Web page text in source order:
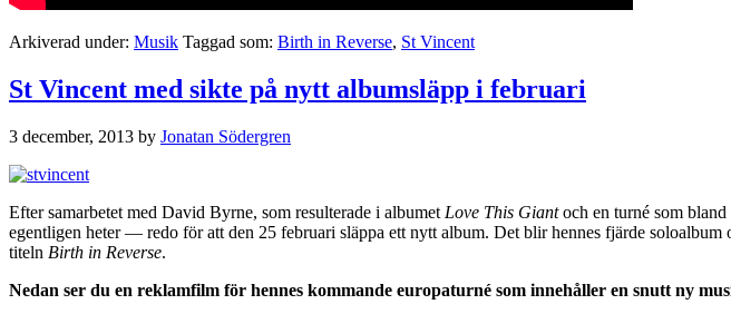
Arkiverad under: Musik Taggad som: Birth in Reverse, St Vincent
St Vincent med sikte på nytt albumsläpp i februari
3 december, 2013 by Jonatan Södergren
Efter samarbetet med David Byrne, som resulterade i albumet Love This Giantoch en turné som
egentligen heter — redo för att den 25 februari släppa ett nytt album. Det blir hennes fjärde soloalbum
titeln Birth in Reverse.
Nedan ser du en reklamfilm för hennes kommande europaturné som innehåller en snutt ny